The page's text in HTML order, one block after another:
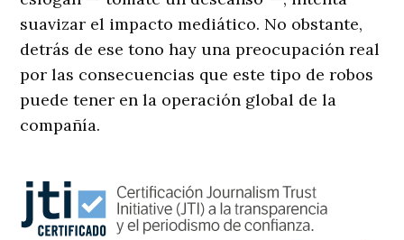
suavizar el impacto mediático. No obstante,
detrás de ese tono hay una preocupación real
por las consecuencias que este tipo de robos
puede tener en la operación global de la
compañía.